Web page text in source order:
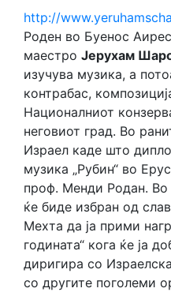
http://
Роден во Буенос
маестро Јерухам
изучува музика, а
контрабас,
Националниот
неговиот град. Во
Израел каде што
музика „Рубин“ во
проф. Менди Родан.
ќе биде избран од
Мехта да ја прими
годината“ кога ќе ја
диригира со
со другите поголеми